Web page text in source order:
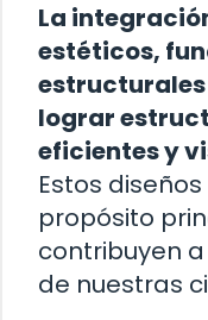
La
estéticos,
lograr
eficientes y
Estos
propósito
contribuyen
de nuestras